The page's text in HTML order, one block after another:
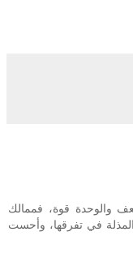
والوحدة قوة، فممالك
في تفرقها، وأحست